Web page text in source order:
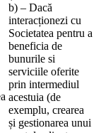
b) – Dacă
interacționezi cu
Societatea pentru a
beneficia de
bunurile si
serviciile oferite
prin intermediul
acestuia (de
exemplu, crearea
și gestionarea unui